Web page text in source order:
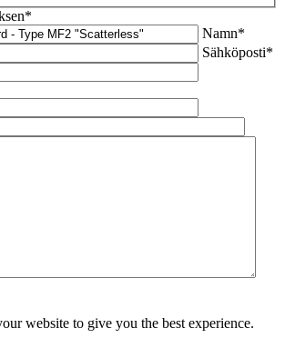
Namn*
Sähköposti*
website to give you the best experience.